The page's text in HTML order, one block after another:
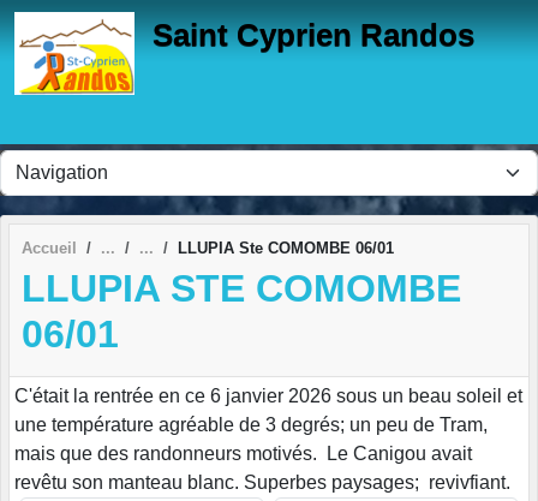
Saint Cyprien Randos
Accueil LLUPIA Ste COMOMBE 06/01
LLUPIA STE COMOMBE
06/01
C'était la rentrée en ce 6 janvier 2026 sous un beau soleil et
une température agréable de 3 degrés; un peu de Tram,
mais que des randonneurs motivés. Le Canigou avait
revêtu son manteau blanc. Superbes paysages; revivfiant.
Panneau de gestion des cookies